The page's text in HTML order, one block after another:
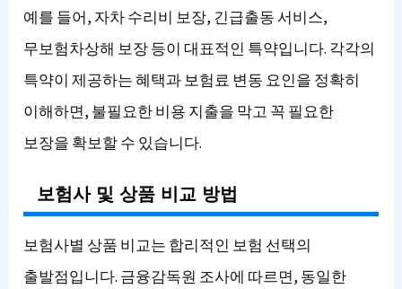
예를 들어, 자차 수리비 보장, 긴급출동 서비스,
무보험차상해 보장 등이 대표적인 특약입니다. 각각의
특약이 제공하는 혜택과 보험료 변동 요인을 정확히
이해하면, 불필요한 비용 지출을 막고 꼭 필요한
보장을 확보할 수 있습니다.
보험사 및 상품 비교 방법
보험사별 상품 비교는 합리적인 보험 선택의
출발점입니다. 금융감독원 조사에 따르면, 동일한